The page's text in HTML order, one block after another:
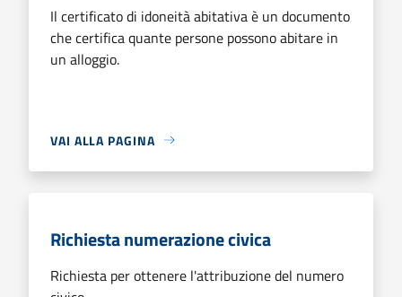
Il certificato di idoneità abitativa è un documento
che certifica quante persone possono abitare in
un alloggio.
VAI ALLA PAGINA
Richiesta numerazione civica
Richiesta per ottenere l'attribuzione del numero